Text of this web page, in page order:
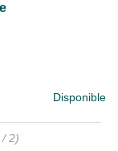
Disponible
2)